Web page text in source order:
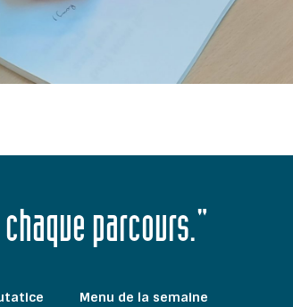
parcours."
Menu de la semaine